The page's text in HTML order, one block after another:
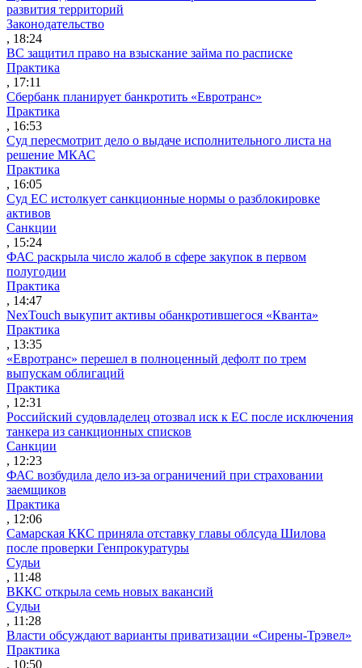
развития территорий
Законодательство
, 18:24
ВС защитил право на взыскание займа по расписке
Практика
, 17:11
Сбербанк планирует банкротить «Евротранс»
Практика
, 16:53
Суд пересмотрит дело о выдаче исполнительного листа на
решение МКАС
Практика
, 16:05
Суд ЕС истолкует санкционные нормы о разблокировке
активов
Санкции
, 15:24
ФАС раскрыла число жалоб в сфере закупок в первом
полугодии
Практика
, 14:47
NexTouch выкупит активы обанкротившегося «Кванта»
Практика
, 13:35
«Евротранс» перешел в полноценный дефолт по трем
выпускам облигаций
Практика
, 12:31
Российский судовладелец отозвал иск к ЕС после исключения
танкера из санкционных списков
Санкции
, 12:23
ФАС возбудила дело из-за ограничений при страховании
заемщиков
Практика
, 12:06
Самарская ККС приняла отставку главы облсуда Шилова
после проверки Генпрокуратуры
Судьи
, 11:48
ВККС открыла семь новых вакансий
Судьи
, 11:28
Власти обсуждают варианты приватизации «Сирены-Трэвел»
Практика
, 10:50